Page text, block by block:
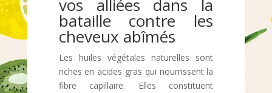
vos alliées dans la
bataille contre les
cheveux abîmés
Les huiles végétales naturelles sont
riches en acides gras qui nourrissent la
fibre capillaire. Elles constituent